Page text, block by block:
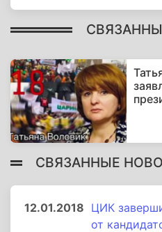
СВЯЗАННЫЕ
12.01.2018 ЦИК
от